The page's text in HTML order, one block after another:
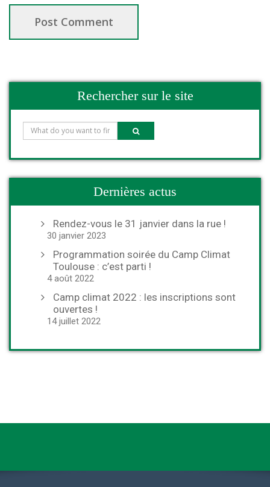
Rechercher sur le site
Dernières actus
Rendez-vous le 31 janvier dans la rue !
30 janvier 2023
Programmation soirée du Camp Climat
Toulouse : c’est parti !
4 août 2022
Camp climat 2022 : les inscriptions sont
ouvertes !
14 juillet 2022